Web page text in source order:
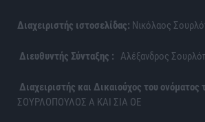
Διαχειριστής ιστοσελίδας: Νικόλαος
Διευθυντής Σύνταξης : Αλέξανδρος
Διαχειριστής και Δικαιούχος του ονόματος
ΣΟΥΡΛΟΠΟΥΛΟΣ Α ΚΑΙ ΣΙΑ ΟΕ